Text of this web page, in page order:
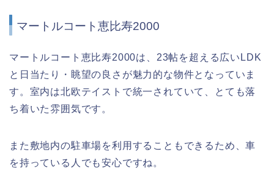
マートルコート恵比寿2000
マートルコート恵比寿2000は、23帖を超える広いLDK
と日当たり・眺望の良さが魅力的な物件となっていま
す。室内は北欧テイストで統一されていて、とても落
ち着いた雰囲気です。
また敷地内の駐車場を利用することもできるため、車
を持っている人でも安心ですね。